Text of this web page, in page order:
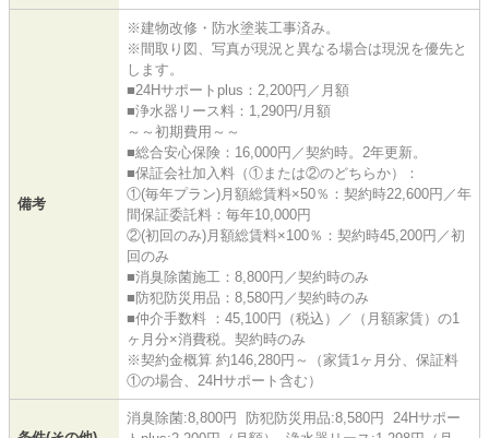
備考
※建物改修・防水塗装工事済み。
※間取り図、写真が現況と異なる場合は現況を優先と
します。
■24Hサポートplus：2,200円／月額
■浄水器リース料：1,290円/月額
～～初期費用～～
■総合安心保険：16,000円／契約時。2年更新。
■保証会社加入料（①または②のどちらか）：
①(毎年プラン)月額総賃料×50％：契約時22,600円／年
間保証委託料：毎年10,000円
②(初回のみ)月額総賃料×100％：契約時45,200円／初
回のみ
■消臭除菌施工：8,800円／契約時のみ
■防犯防災用品：8,580円／契約時のみ
■仲介手数料 ：45,100円（税込）／（月額家賃）の1
ヶ月分×消費税。契約時のみ
※契約金概算 約146,280円～（家賃1ヶ月分、保証料
①の場合、24Hサポート含む）
消臭除菌:8,800円 防犯防災用品:8,580円 24Hサポー